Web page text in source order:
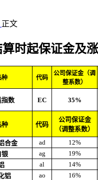
正文
算时起保证金及
种 代码
公司保证金（调
整系数）
指数 EC 35%
种 代码
公司保证金
（调整系数）
合金 ad 12%
银
ag 19%
al 14%
铝
ao 16%